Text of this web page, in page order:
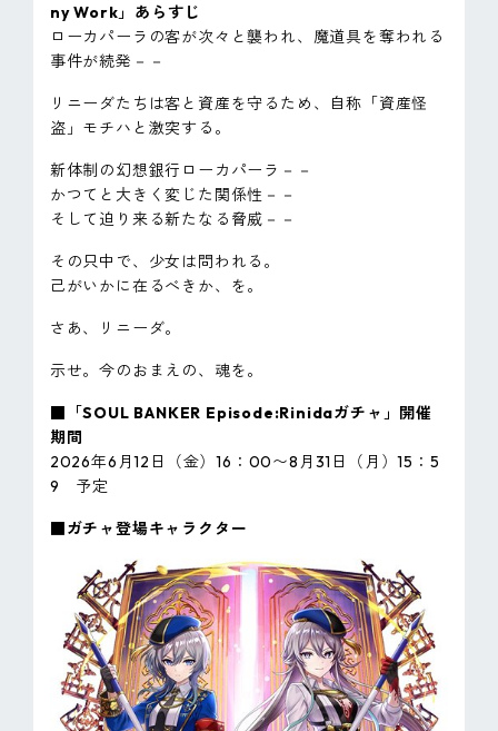
ny Work」あらすじ
ローカパーラの客が次々と襲われ、魔道具を奪われる
事件が続発－－
リニーダたちは客と資産を守るため、自称「資産怪
盗」モチハと激突する。
新体制の幻想銀行ローカパーラ－－
かつてと大きく変じた関係性－－
そして迫り来る新たなる脅威－－
その只中で、少女は問われる。
己がいかに在るべきか、を。
さあ、リニーダ。
示せ。今のおまえの、魂を。
■「SOUL BANKER Episode:Rinidaガチャ」開催
期間
2026年6月12日（金）16：00〜8月31日（月）15：5
9 予定
■ガチャ登場キャラクター